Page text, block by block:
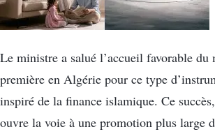
Le ministre a salué l’accueil favorable du
première en Algérie pour ce type
inspiré de la finance islamique. Ce
ouvre la voie à une promotion plus large